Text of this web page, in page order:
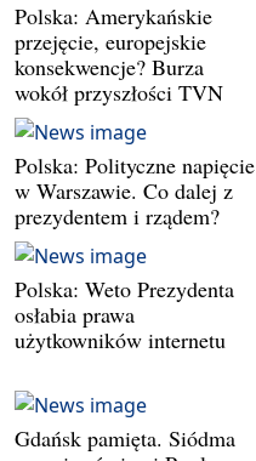
Polska: Amerykańskie
przejęcie, europejskie
konsekwencje? Burza
wokół przyszłości TVN
Polska: Polityczne napięcie
w Warszawie. Co dalej z
prezydentem i rządem?
Polska: Weto Prezydenta
osłabia prawa
użytkowników internetu
Gdańsk pamięta. Siódma